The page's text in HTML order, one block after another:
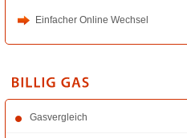
Einfacher Online Wechsel
Gasvergleich